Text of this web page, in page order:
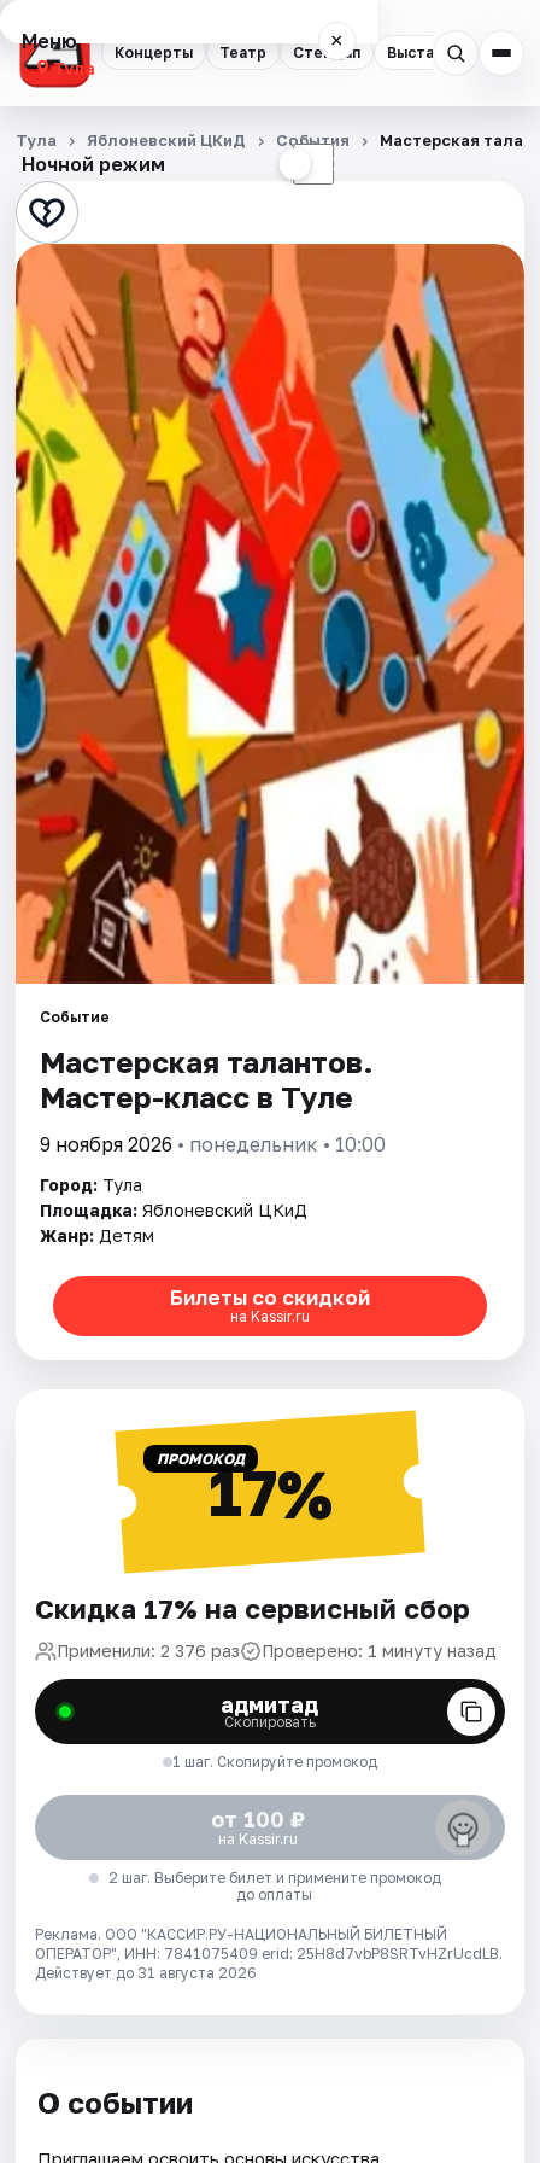
Концерты Театр Стендап Выставки
Меню ×
Тула
Концерты
Театр
Стендап
Выставки
Квесты
Экскурсии
Спорт
События
Города
Площадки
Артисты
Рейтинги
Ночной режим ☾
Тула Яблоневский ЦКиД События Мастерская
Событие
Мастерская талантов.
Мастер-класс в Туле
9 ноября 2026 • понедельник • 10:00
Город: Тула
Площадка: Яблоневский ЦКиД
Жанр: Детям
Билеты со скидкой
на Kassir.ru
ПРОМОКОД17%
Скидка 17% на сервисный сбор
Применили: 2 376 раз Проверено: 1 минуту назад
адмитад
Скопировать
1 шаг. Скопируйте промокод
от 100 ₽
на Kassir.ru
2 шаг. Выберите билет и примените промокод
до оплаты
Реклама. ООО "КАССИР.РУ-НАЦИОНАЛЬНЫЙ БИЛЕТНЫЙ
ОПЕРАТОР", ИНН: 7841075409 erid: 25H8d7vbP8SRTvHZrUcdLB.
Действует до 31 августа 2026
О событии
Приглашаем освоить основы искусства